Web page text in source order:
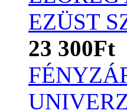
EZÜST
23 300Ft